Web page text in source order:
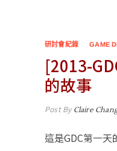
研討會紀錄 GAME
[2013-
的故事
Post ByClaire
這是GDC第一